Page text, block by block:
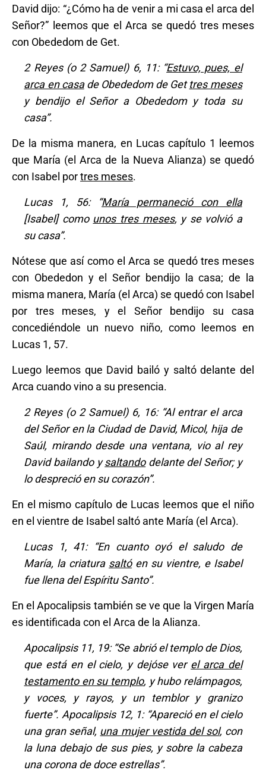
David dijo: “¿Cómo ha de venir a mi casa el arca del
Señor?” leemos que el Arca se quedó tres meses
con Obededom de Get.
2 Reyes (o 2 Samuel) 6, 11: “Estuvo, pues, el
arca en casade Obededom de Gettres meses
y bendijo el Señor a Obededom y toda su
casa”.
De la misma manera, en Lucas capítulo 1 leemos
que María (el Arca de la Nueva Alianza) se quedó
con Isabel portres meses.
Lucas 1, 56: “María permaneció con ella
[Isabel] como unos tres meses, y se volvió a
su casa”.
Nótese que así como el Arca se quedó tres meses
con Obededon y el Señor bendijo la casa; de la
misma manera, María (el Arca) se quedó con Isabel
por tres meses, y el Señor bendijo su casa
concediéndole un nuevo niño, como leemos en
Lucas 1, 57.
Luego leemos que David bailó y saltó delante del
Arca cuando vino a su presencia.
2 Reyes (o 2 Samuel) 6, 16: “Al entrar el arca
del Señor en la Ciudad de David, Micol, hija de
Saúl, mirando desde una ventana, vio al rey
David bailando ysaltandodelante del Señor; y
lo despreció en su corazón”.
En el mismo capítulo de Lucas leemos que el niño
en el vientre de Isabel saltó ante María (el Arca).
Lucas 1, 41: “En cuanto oyó el saludo de
María, la criatura saltóen su vientre, e Isabel
fue llena del Espíritu Santo”.
En el Apocalipsis también se ve que la Virgen María
es identificada con el Arca de la Alianza.
Apocalipsis 11, 19: “Se abrió el templo de Dios,
que está en el cielo, y dejóse ver el arca del
testamento en su templo, y hubo relámpagos,
y voces, y rayos, y un temblor y granizo
fuerte”. Apocalipsis 12, 1: “Apareció en el cielo
una gran señal, una mujer vestida del sol, con
la luna debajo de sus pies, y sobre la cabeza
una corona de doce estrellas”.